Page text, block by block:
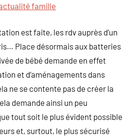
famille
est faite, les rdv auprès d’un
Place désormais aux batteries
de bébé demande en effet
et d’aménagements dans
ne se contente pas de créer la
demande ainsi un peu
tout soit le plus évident possible
et, surtout, le plus sécurisé